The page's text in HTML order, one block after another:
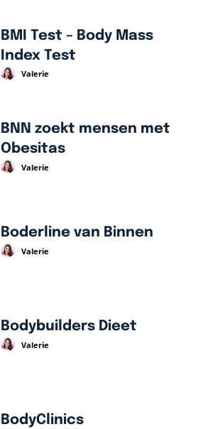
BMI Test – Body Mass
Index Test
Valerie
BNN zoekt mensen met
Obesitas
Valerie
Boderline van Binnen
Valerie
Bodybuilders Dieet
Valerie
BodyClinics